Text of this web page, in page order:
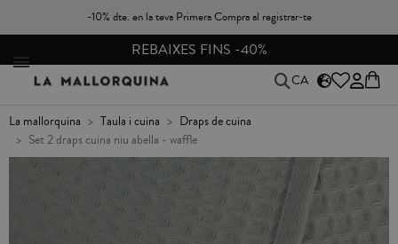
-10% dte. en la teva Primera Compra al registrar-te
CANVIS I DEVOLUCIONS GRATIS A PENÍNSULA
CA
la mallorquina taula i cuina
draps de cuina
set 2 draps cuina niu abella - waffle